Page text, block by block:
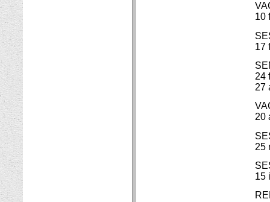
10
17
24
27
20
25
15